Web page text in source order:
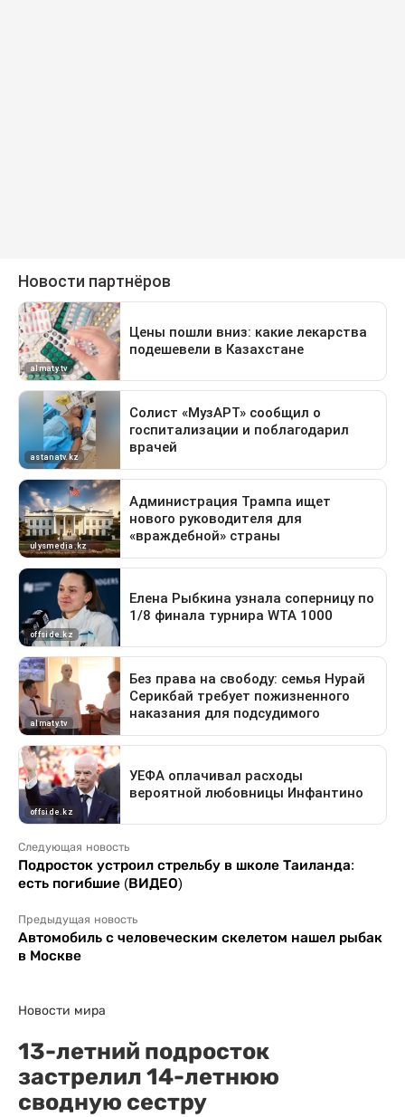
Следующая новость
Подросток устроил стрельбу в школе Таиланда:
есть погибшие (ВИДЕО)
Предыдущая новость
Автомобиль с человеческим скелетом нашел рыбак
в Москве
Новости мира
13-летний подросток
застрелил 14-летнюю
сводную сестру